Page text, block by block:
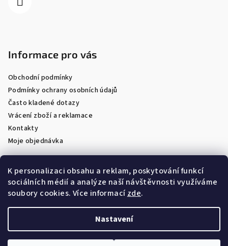
K personalizaci obsahu a reklam, poskytování funkcí
sociálních médií a analýze naší návštěvnosti využíváme
soubory cookies. Více informacízde.
Nastavení
Informace pro vás
Obchodní podmínky
Podmínky ochrany osobních údajů
Často kladené dotazy
Vrácení zboží a reklamace
Kontakty
Moje objednávka
Facebook
Upravit nastavení cookies